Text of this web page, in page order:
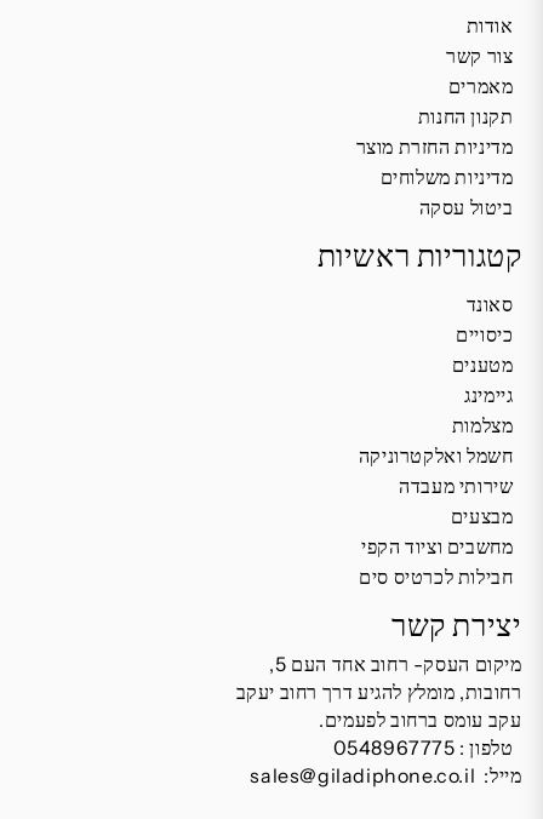
אודות
צור קשר
מאמרים
תקנון החנות
מדיניות החזרת מוצר
מדיניות משלוחים
ביטול עסקה
קטגוריות ראשיות
סאונד
כיסויים
מטענים
גיימינג
מצלמות
חשמל ואלקטרוניקה
שירותי מעבדה
מבצעים
מחשבים וציוד הקפי
חבילות לכרטיס סים
יצירת קשר
מיקום העסק- רחוב אחד העם 5,
רחובות, מומלץ להגיע דרך רחוב יעקב
עקב עומס ברחוב לפעמים.
טלפון : 0548967775
מייל: sales@giladiphone.co.il